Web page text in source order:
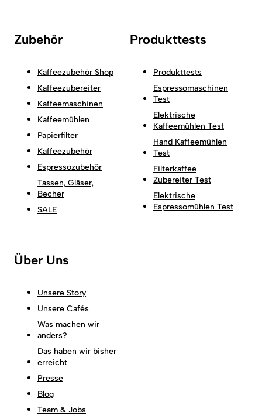
Zubehör
Kaffeezubehör Shop
Kaffeezubereiter
Kaffeemaschinen
Kaffeemühlen
Papierfilter
Kaffeezubehör
Espressozubehör
Tassen, Gläser,
Becher
SALE
Produkttests
Produkttests
Espressomaschinen
Test
Elektrische
Kaffeemühlen Test
Hand Kaffeemühlen
Test
Filterkaffee
Zubereiter Test
Elektrische
Espressomühlen Test
Über Uns
Unsere Story
Unsere Cafés
Was machen wir
anders?
Das haben wir bisher
erreicht
Presse
Blog
Team & Jobs